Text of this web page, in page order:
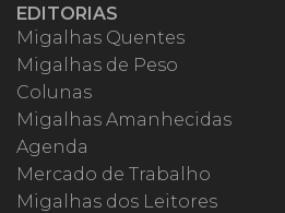
EDITORIAS
Migalhas Quentes
Migalhas de Peso
Colunas
Migalhas Amanhecidas
Agenda
Mercado de Trabalho
Migalhas dos Leitores